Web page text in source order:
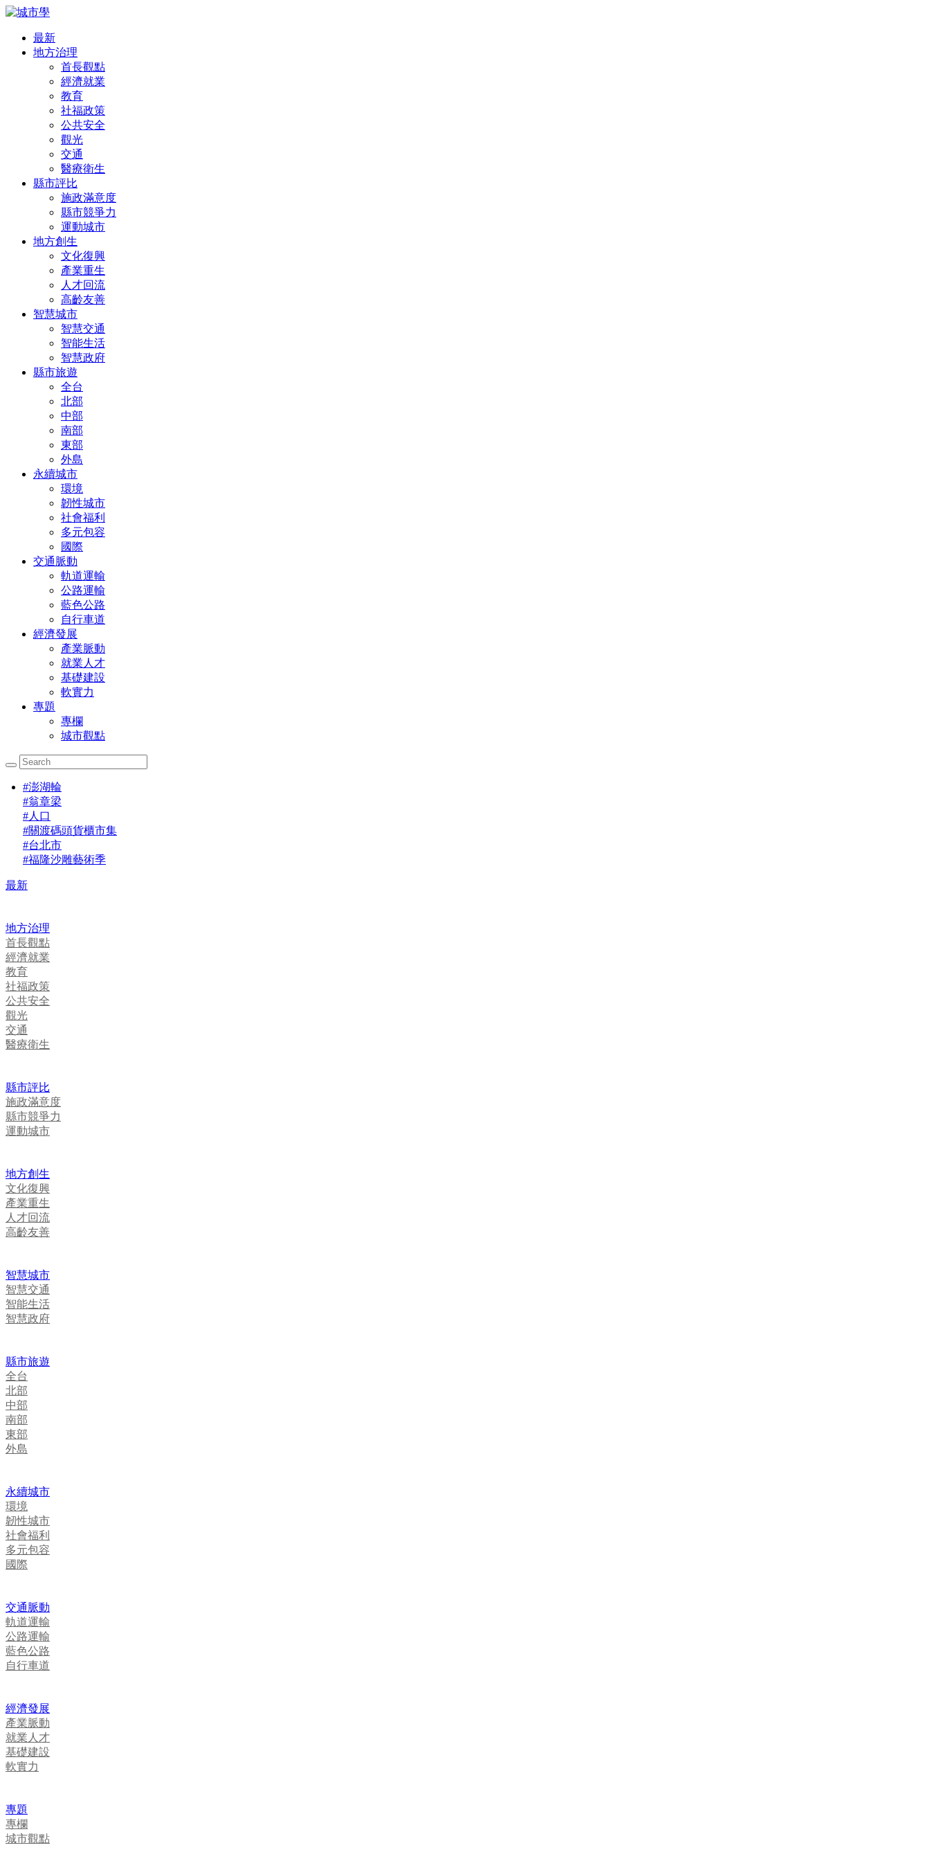
最新
地方治理
首長觀點
經濟就業
教育
社福政策
公共安全
觀光
交通
醫療衛生
縣市評比
施政滿意度
縣市競爭力
運動城市
地方創生
文化復興
產業重生
人才回流
高齡友善
智慧城市
智慧交通
智能生活
智慧政府
縣市旅遊
全台
北部
中部
南部
東部
外島
永續城市
環境
韌性城市
社會福利
多元包容
國際
交通脈動
軌道運輸
公路運輸
藍色公路
自行車道
經濟發展
產業脈動
就業人才
基礎建設
軟實力
專題
專欄
城市觀點
#澎湖輪
#翁章梁
#人口
#關渡碼頭貨櫃市集
#台北市
#福隆沙雕藝術季
最新
地方治理
首長觀點
經濟就業
教育
社福政策
公共安全
觀光
交通
醫療衛生
縣市評比
施政滿意度
縣市競爭力
運動城市
地方創生
文化復興
產業重生
人才回流
高齡友善
智慧城市
智慧交通
智能生活
智慧政府
縣市旅遊
全台
北部
中部
南部
東部
外島
永續城市
環境
韌性城市
社會福利
多元包容
國際
交通脈動
軌道運輸
公路運輸
藍色公路
自行車道
經濟發展
產業脈動
就業人才
基礎建設
軟實力
專題
專欄
城市觀點